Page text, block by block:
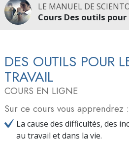
LE MANUEL DE
Cours Des outils
DES OUTILS POUR
TRAVAIL
COURS EN LIGNE
Sur ce cours vous apprendrez :
La cause des difficultés, des
au travail et dans la vie.